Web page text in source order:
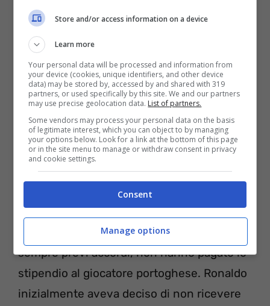
sforzi…
Cristiano Ronaldo, come è normale per un
giocatore del suo calibro, ha sempre
ricevuto il suo stipendio annuale e il
pagamento non ha mai subito ritardi,
malgrado il suo costasse ai bianconeri ben
31 milioni di euro. L’unico periodo in cui ci
sono stati problemi fu quello della
pandemia. Durante il periodo del Covid
infatti, al fine di salvaguardare almeno in
parte, il proprio bilancio, i bianconeri
sempre previ accordi, non hanno pagato lo
stipendio al giocatore portoghese. Ronaldo
inizialmente aveva deciso di non ricevere
Store and/or access information on a device
Learn more
Your personal data will be processed and information from
your device (cookies, unique identifiers, and other device
data) may be stored by, accessed by and shared with 319
partners, or used specifically by this site. We and our partners
may use precise geolocation data. List of partners.
Some vendors may process your personal data on the basis
of legitimate interest, which you can object to by managing
your options below. Look for a link at the bottom of this page
or in the site menu to manage or withdraw consent in privacy
and cookie settings.
Consent
Manage options